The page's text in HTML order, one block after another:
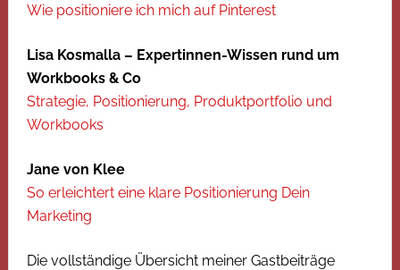
Wie positioniere ich mich auf Pinterest
Lisa Kosmalla – Expertinnen-Wissen rund um
Workbooks & Co
Strategie, Positionierung, Produktportfolio und
Workbooks
Jane von Klee
So erleichtert eine klare Positionierung Dein
Marketing
Die vollständige Übersicht meiner Gastbeiträge